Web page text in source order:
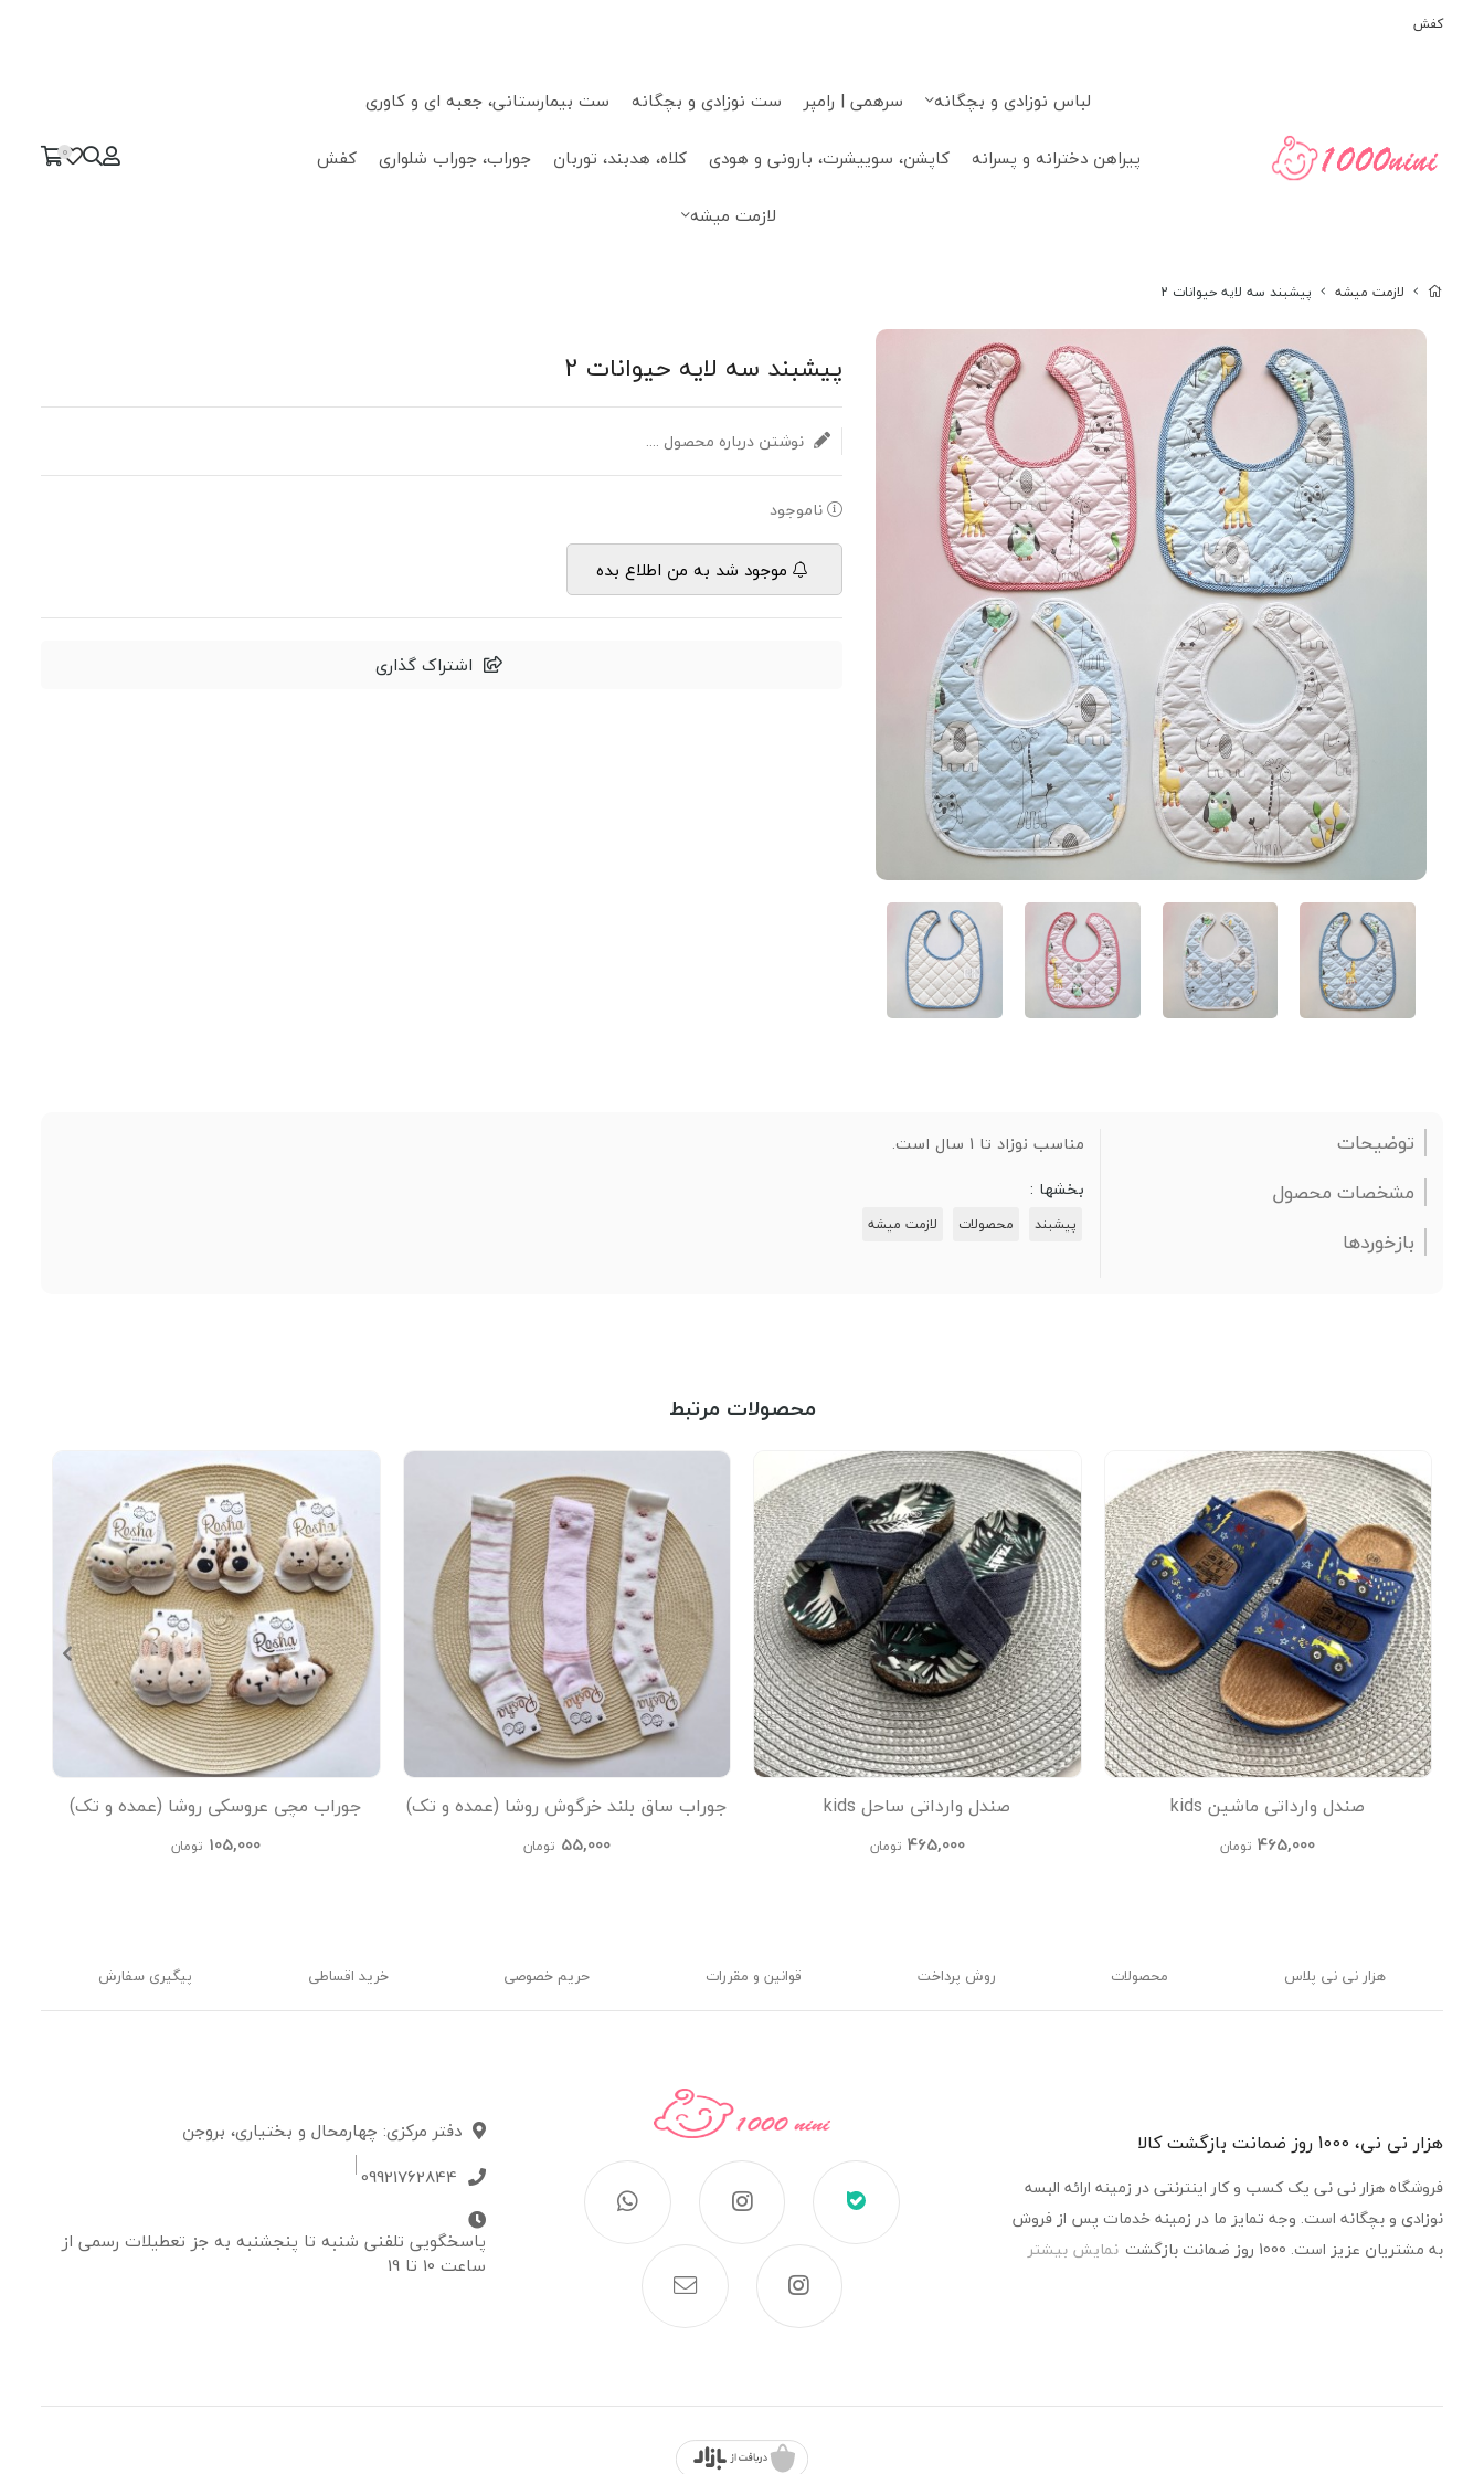
کفش
لباس نوزادی و بچگانه سرهمی | رامپر ست نوزادی و بچگانه
ست بیمارستانی، جعبه ای و کاوری
پیراهن دخترانه و پسرانه
کاپشن، سوییشرت، بارونی و هودی کلاه، هدبند، توربان جوراب، جوراب شلواری
کفش
لازمت میشه
0
لازمت میشه پیشبند سه لایه حیوانات 2
پیشبند سه لایه حیوانات 2
نوشتن درباره محصول ....
ناموجود
موجود شد به من اطلاع بده
اشتراک گذاری
توضیحات
مشخصات محصول
بازخوردها
مناسب نوزاد تا 1 سال است.
بخشها :
پیشبند محصولات لازمت میشه
محصولات مرتبط
صندل وارداتی ماشین kids
465,000 تومان
صندل وارداتی ساحل kids
465,000 تومان
جوراب ساق بلند خرگوش روشا (عمده و تک)
55,000 تومان
جوراب مچی عروسکی روشا (عمده و تک)
105,000 تومان
هزار نی نی پلاس محصولات روش پرداخت قوانین و مقررات حریم خصوصی خرید اقساطی پیگیری سفارش
هزار نی نی، 1000 روز ضمانت بازگشت کالا
فروشگاه هزار نی نی یک کسب و کار اینترنتی در زمینه ارائه البسه
نوزادی و بچگانه است. وجه تمایز ما در زمینه خدمات پس از فروش
به مشتریان عزیز است. 1000 روز ضمانت بازگشت
نمایش بیشتر
دفتر مرکزی: چهارمحال و بختیاری، بروجن
09921762844
پاسخگویی تلفنی شنبه تا پنجشنبه به جز تعطیلات رسمی از
ساعت 10 تا 19